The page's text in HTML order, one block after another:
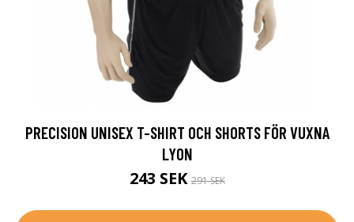
PRECISION UNISEX T-SHIRT OCH SHORTS FÖR VUXNA
LYON
243 SEK291 SEK